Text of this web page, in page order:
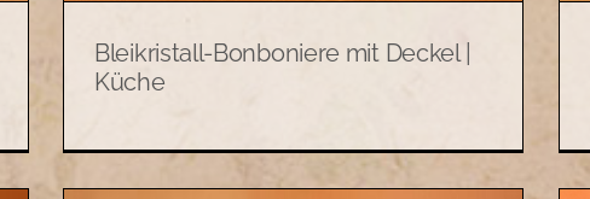
Bleikristall-Bonboniere mit Deckel |
Küche